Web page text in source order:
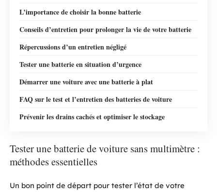
L’importance de choisir la bonne batterie
Conseils d’entretien pour prolonger la vie de votre batterie
Répercussions d’un entretien négligé
Tester une batterie en situation d’urgence
Démarrer une voiture avec une batterie à plat
FAQ sur le test et l’entretien des batteries de voiture
Prévenir les drains cachés et optimiser le stockage
Tester une batterie de voiture sans multimètre :
méthodes essentielles
Un bon point de départ pour tester l’état de votre